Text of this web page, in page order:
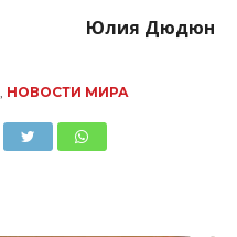
Юлия Дюдюн
НОВОСТИ МИРА